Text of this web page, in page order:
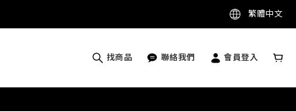
繁體中文
找商品 聯絡我們 會員登入